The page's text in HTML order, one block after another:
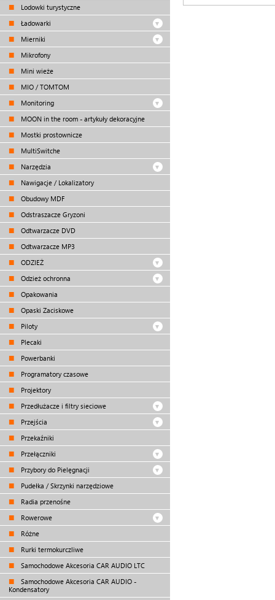
Lodowki turystyczne
Ładowarki
Mierniki
Mikrofony
Mini wieże
MIO / TOMTOM
Monitoring
MOON in the room - artykuły dekoracyjne
Mostki prostownicze
MultiSwitche
Narzędzia
Nawigacje / Lokalizatory
Obudowy MDF
Odstraszacze Gryzoni
Odtwarzacze DVD
Odtwarzacze MP3
ODZIEŻ
Odzież ochronna
Opakowania
Opaski Zaciskowe
Piloty
Plecaki
Powerbanki
Programatory czasowe
Projektory
Przedłużacze i filtry sieciowe
Przejścia
Przekaźniki
Przełączniki
Przybory do Pielęgnacji
Pudełka / Skrzynki narzędziowe
Radia przenośne
Rowerowe
Różne
Rurki termokurczliwe
Samochodowe Akcesoria CAR AUDIO LTC
Samochodowe Akcesoria CAR AUDIO -
Kondensatory